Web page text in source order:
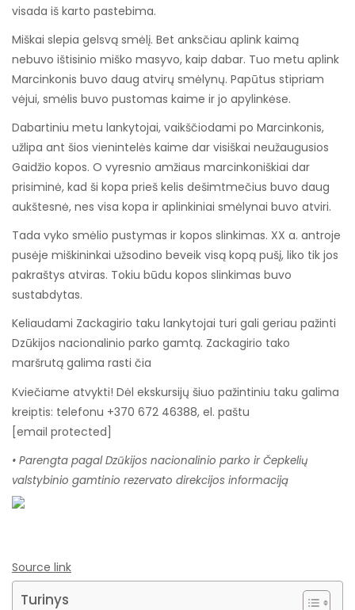
visada iš karto pastebima.
Miškai slepia gelsvą smėlį. Bet anksčiau aplink kaimą
nebuvo ištisinio miško masyvo, kaip dabar. Tuo metu aplink
Marcinkonis buvo daug atvirų smėlynų. Papūtus stipriam
vėjui, smėlis buvo pustomas kaime ir jo apylinkėse.
Dabartiniu metu lankytojai, vaikščiodami po Marcinkonis,
užlipa ant šios vienintelės kaime dar visiškai neužaugusios
Gaidžio kopos. O vyresnio amžiaus marcinkoniškiai dar
prisiminė, kad ši kopa prieš kelis dešimtmečius buvo daug
aukštesnė, nes visa kopa ir aplinkiniai smėlynai buvo atviri.
Tada vyko smėlio pustymas ir kopos slinkimas. XX a. antroje
pusėje miškininkai užsodino beveik visą kopą pušį, liko tik jos
pakraštys atviras. Tokiu būdu kopos slinkimas buvo
sustabdytas.
Keliaudami Zackagirio taku lankytojai turi gali geriau pažinti
Dzūkijos nacionalinio parko gamtą. Zackagirio tako
maršrutą galima rasti čia
Kviečiame atvykti! Dėl ekskursijų šiuo pažintiniu taku galima
kreiptis: telefonu +370 672 46388, el. paštu
[email protected]
• Parengta pagal Dzūkijos nacionalinio parko ir Čepkelių
valstybinio gamtinio rezervato direkcijos informaciją
Source link
Turinys